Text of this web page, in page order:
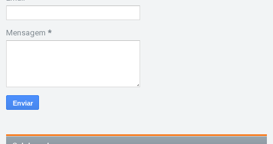
Mensagem *